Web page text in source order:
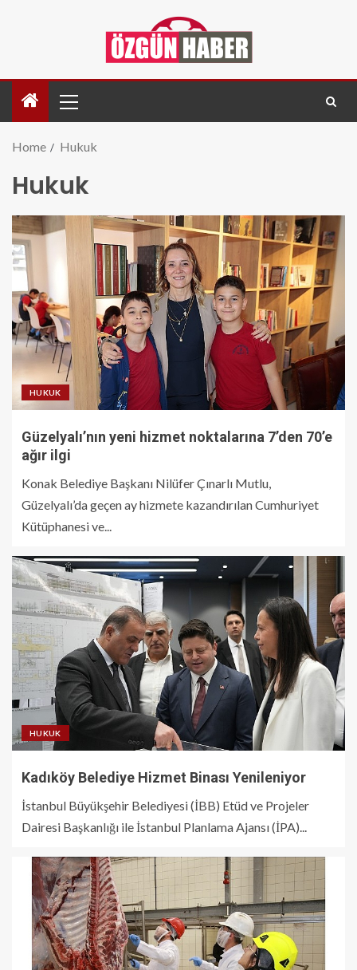
Home Hukuk
Hukuk
HUKUK
Güzelyalı’nın yeni hizmet noktalarına 7’den 70’e
ağır ilgi
Konak Belediye Başkanı Nilüfer Çınarlı Mutlu,
Güzelyalı’da geçen ay hizmete kazandırılan Cumhuriyet
Kütüphanesi ve...
HUKUK
Kadıköy Belediye Hizmet Binası Yenileniyor
İstanbul Büyükşehir Belediyesi (İBB) Etüd ve Projeler
Dairesi Başkanlığı ile İstanbul Planlama Ajansı (İPA)...